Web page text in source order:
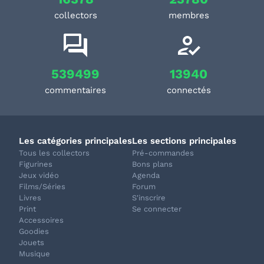
collectors membres
539499
commentaires
13940
connectés
Les catégories principales
Tous les collectors
Figurines
Jeux vidéo
Films/Séries
Livres
Print
Accessoires
Goodies
Jouets
Musique
Les sections principales
Pré-commandes
Bons plans
Agenda
Forum
S'inscrire
Se connecter